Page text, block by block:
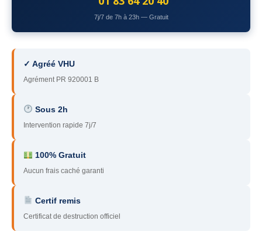
– Yvelines
92– Hauts-de-Seine
93 – Seine-Saint-Denis
94– Val-de-Marne
95 – Val d’Oise
– Essonne
89 – Yonne
51 – Marne
7j/7 de 7h à 23h — Gratuit
✓ Agréé VHU
Agrément PR 920001 B
Sous 2h
Intervention rapide 7j/7
100% Gratuit
Aucun frais caché garanti
Certif remis
Certificat de destruction officiel